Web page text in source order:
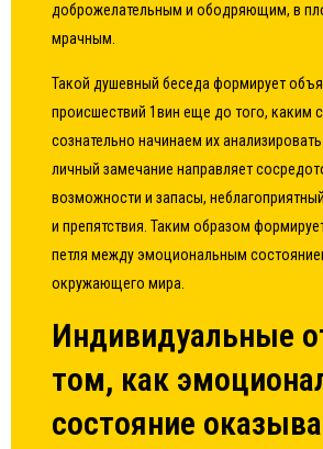
доброжелательным и ободряющим, в
мрачным.
Такой душевный беседа формирует
происшествий 1вин еще до того, каким
сознательно начинаем их
личный замечание направляет
возможности и запасы,
и препятствия. Таким образом
петля между эмоциональным
окружающего мира.
Индивидуальные
том, как
состояние